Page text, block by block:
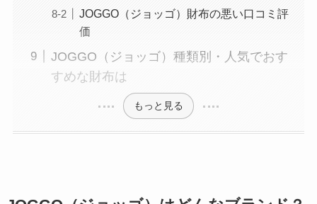
JOGGO（ジョッゴ）財布の悪い口コミ評
価
JOGGO（ジョッゴ）種類別・人気でおす
すめな財布は
もっと見る